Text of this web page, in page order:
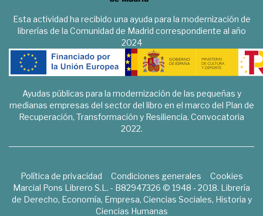
Esta actividad ha recibido una ayuda para la modernización de
librerías de la Comunidad de Madrid correspondiente al año
2024
Ayudas públicas para la modernización de las pequeñas y
medianas empresas del sector del libro en el marco del Plan de
Recuperación, Transformación y Resiliencia. Convocatoria
2022.
Política de privacidad Condiciones generales
Cookies
Marcial Pons Librero S.L. - B82947326 © 1948 - 2018. Librería
de Derecho, Economía, Empresa, Ciencias Sociales, Historia y
Ciencias Humanas